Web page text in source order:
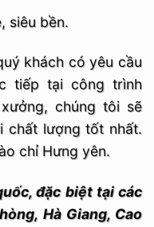
siêu bền.
khách có yêu cầu
tiếp tại công trình
chúng tôi sẽ
chất lượng tốt nhất.
chỉ Hưng yên.
đặc biệt tại các
Hà Giang, Cao